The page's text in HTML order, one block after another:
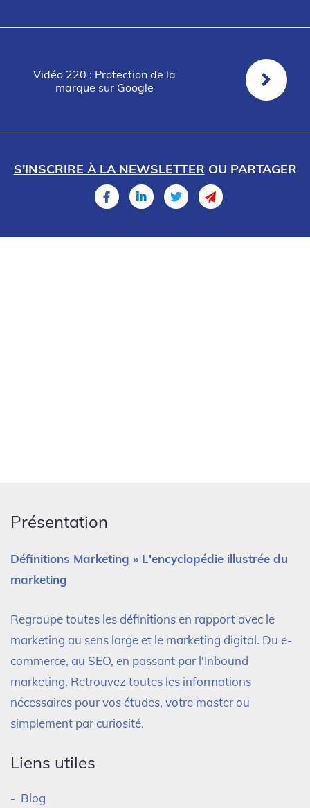
Vidéo 220 : Protection de la
marque sur Google
S'INSCRIRE À LA NEWSLETTER OU PARTAGER
Présentation
Définitions Marketing » L'encyclopédie illustrée du
marketing
Regroupe toutes les définitions en rapport avec le
marketing au sens large et le marketing digital. Du e-
commerce, au SEO, en passant par l'Inbound
marketing. Retrouvez toutes les informations
nécessaires pour vos études, votre master ou
simplement par curiosité.
Liens utiles
Blog